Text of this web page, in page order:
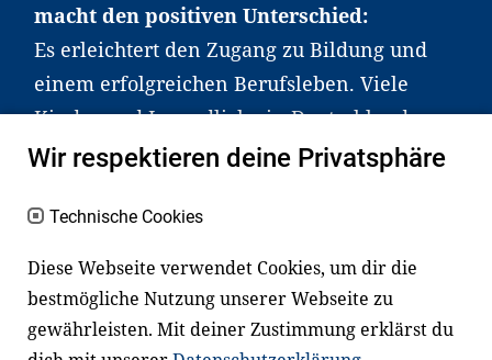
macht den positiven Unterschied:
Es erleichtert den Zugang zu Bildung und
einem erfolgreichen Berufsleben. Viele
Kinder und Jugendliche in Deutschland
haben aber große Schwierigkeiten dabei.
an Familien sowie an Erzieher*innen,
Fachexpert*innen. Dafür arbeiten wir eng
mit Ministerien, wissenschaftlichen
Wir respektieren deine Privatsphäre
Technische Cookies
Diese Webseite verwendet Cookies, um dir die
bestmögliche Nutzung unserer Webseite zu
gewährleisten. Mit deiner Zustimmung erklärst du